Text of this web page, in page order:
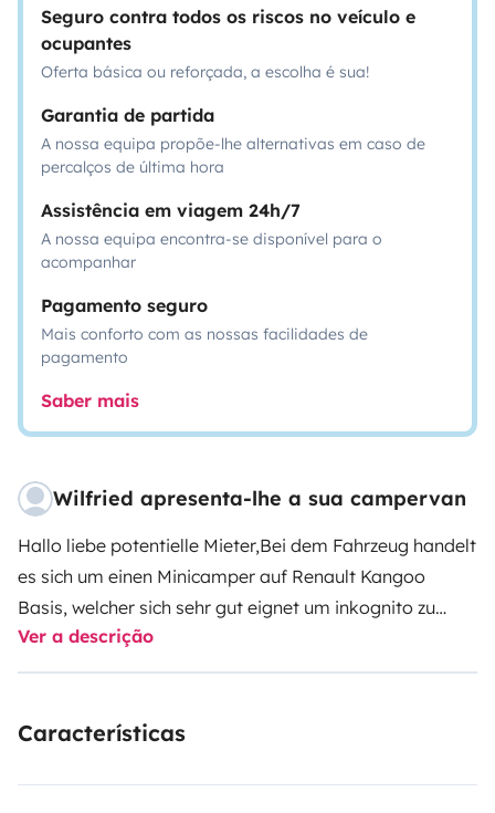
Seguro contra todos os riscos no veículo e
ocupantes
Oferta básica ou reforçada, a escolha é sua!
Garantia de partida
A nossa equipa propõe-lhe alternativas em caso de
percalços de última hora
Assistência em viagem 24h/7
A nossa equipa encontra-se disponível para o
acompanhar
Pagamento seguro
Mais conforto com as nossas facilidades de
pagamento
Saber mais
Wilfried apresenta-lhe a sua campervan
Hallo liebe potentielle Mieter,Bei dem Fahrzeug handelt
es sich um einen Minicamper auf Renault Kangoo
Basis, welcher sich sehr gut eignet um inkognito zu
übernachten.Das Fahrzeug habe ich selber liebevoll
und mit viel Detail umgebaut. Es bietet Platz für 2
Sitzplätze, welcher mit ein paar Handgriffen auf zwei
Ver a descrição
Características